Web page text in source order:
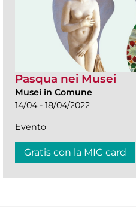
Pasqua nei Musei
Musei in Comune
14/04 - 18/04/2022
Evento
Gratis con la MIC card